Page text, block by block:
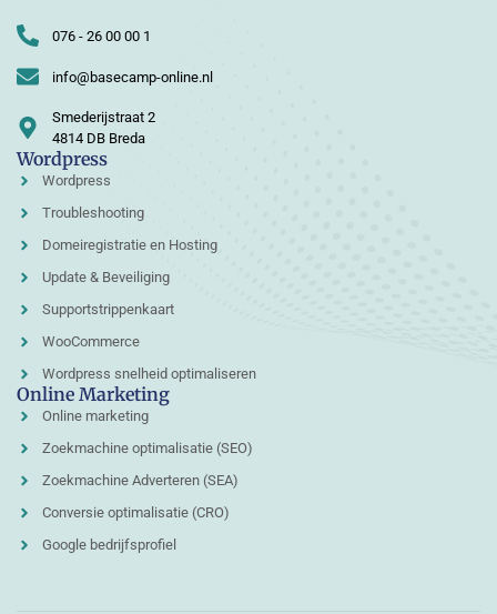
076 - 26 00 00 1
info@basecamp-online.nl
Smederijstraat 2
4814 DB Breda
Wordpress
Wordpress
Troubleshooting
Domeiregistratie en Hosting
Update & Beveiliging
Supportstrippenkaart
WooCommerce
Wordpress snelheid optimaliseren
Online Marketing
Online marketing
Zoekmachine optimalisatie (SEO)
Zoekmachine Adverteren (SEA)
Conversie optimalisatie (CRO)
Google bedrijfsprofiel